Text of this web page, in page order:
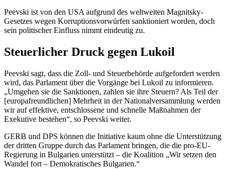
Peevski ist von den USA aufgrund des weltweiten Magnitsky-
Gesetzes wegen Korruptionsvorwürfen sanktioniert worden, doch
sein politischer Einfluss nimmt eindeutig zu.
Steuerlicher Druck gegen Lukoil
Peevski sagt, dass die Zoll- und Steuerbehörde aufgefordert werden
wird, das Parlament über die Vorgänge bei Lukoil zu informieren.
„Umgehen sie die Sanktionen, zahlen sie ihre Steuern? Als Teil der
[europafreundlichen] Mehrheit in der Nationalversammlung werden
wir auf effektive, entschlossene und schnelle Maßnahmen der
Exekutive bestehen“, so Peevski weiter.
GERB und DPS können die Initiative kaum ohne die Unterstützung
der dritten Gruppe durch das Parlament bringen, die die pro-EU-
Regierung in Bulgarien unterstützt – die Koalition „Wir setzen den
Wandel fort – Demokratisches Bulgarien.“